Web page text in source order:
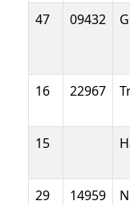
47
09432
16 22967
15
29
14959